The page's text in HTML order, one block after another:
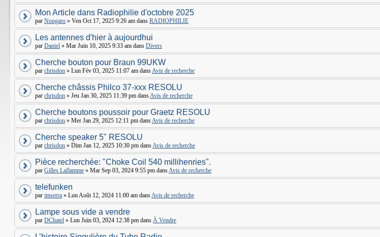
Mon Article dans Radiophilie d'octobre 2025
par Nougaro » Ven Oct 17, 2025 9:26 am dans RADIOPHILIE
Les antennes d'hier à aujourdhui
par Daniel » Mar Juin 10, 2025 9:33 am dans Divers
Cherche bouton pour Braun 99UKW
par chrisdon » Lun Fév 03, 2025 11:07 am dansAvis de recherche
Cherche châssis Philco 37-xxx RESOLU
par chrisdon » Jeu Jan 30, 2025 11:39 pm dansAvis de recherche
Cherche boutons poussoir pour Graetz RESOLU
par chrisdon » Mer Jan 29, 2025 12:11 pm dansAvis de recherche
Cherche speaker 5" RESOLU
par chrisdon » Dim Jan 12, 2025 10:30 pm dansAvis de recherche
Pièce recherchée: "Choke Coil 540 millihenries".
par Gilles Laflamme » Mar Sep 03, 2024 9:55 pm dansAvis de recherche
telefunken
par jmserra » Lun Août 12, 2024 11:00 am dansAvis de recherche
Lampe sous vide a vendre
par DChatel » Lun Juin 03, 2024 12:38 pm dans À Vendre